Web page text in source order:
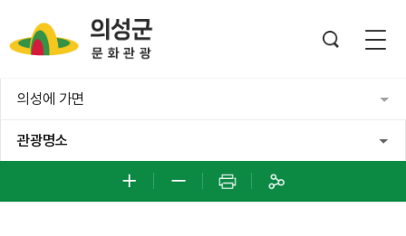
의성에 가면
관광명소